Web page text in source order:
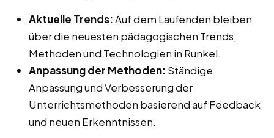
Aktuelle Trends:Auf dem Laufenden bleiben
über die neuesten pädagogischen Trends,
Methoden und Technologien in Runkel.
Anpassung der Methoden: Ständige
Anpassung und Verbesserung der
Unterrichtsmethoden basierend auf Feedback
und neuen Erkenntnissen.